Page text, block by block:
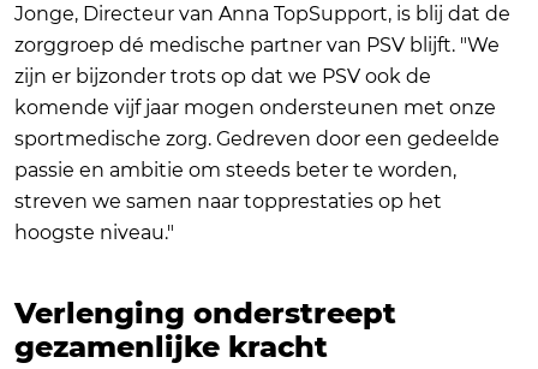
Jonge, Directeur van Anna TopSupport, is blij dat de
zorggroep dé medische partner van PSV blijft. "We
zijn er bijzonder trots op dat we PSV ook de
komende vijf jaar mogen ondersteunen met onze
sportmedische zorg. Gedreven door een gedeelde
passie en ambitie om steeds beter te worden,
streven we samen naar topprestaties op het
hoogste niveau."
Verlenging onderstreept
gezamenlijke kracht